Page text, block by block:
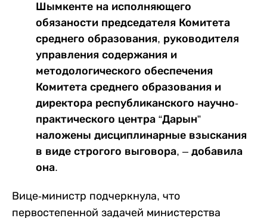
Шымкенте на исполняющего
обязаности председателя Комитета
среднего образования, руководителя
управления содержания и
методологического обеспечения
Комитета среднего образования и
директора республиканского научно-
практического центра “Дарын”
наложены дисциплинарные взыскания
в виде строгого выговора, – добавила
она.
Вице-министр подчеркнула, что
первостепенной задачей министерства